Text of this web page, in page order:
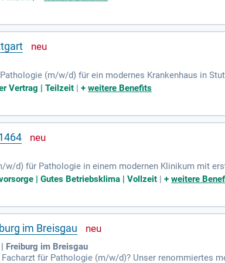
von einer idealen Vereinbarkeit von Beruf und
(m/w/d) für ein modernes Krankenhaus in
Lehrkrankenhaus zu arbeiten und sich umfassend
ein breites Spektrum von Histologie bis
und einer attraktiven Vergütung. Sie arbeiten
des Instituts. Werden Sie Teil einer Klinik,
Vertrag | Teilzeit |+weitere Benefits
w/d) für Pathologie in einem modernen Klinikum mit
histologische sowie 10.000 zytologische
sowie flexible Arbeitszeitmodelle. Genießen
Starten Sie Ihre Karriere mit langfristigen
| Gutes Betriebsklima | Vollzeit |+weitere
im Breisgau
Freiburg im Breisgau
für Pathologie (m/w/d)? Unser renommiertes